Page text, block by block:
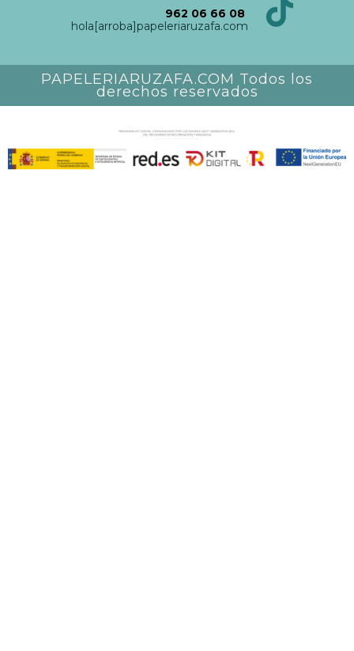
962 06 66 08
hola[arroba]papeleriaruzafa.com
PAPELERIARUZAFA.COM Todos los
derechos reservados